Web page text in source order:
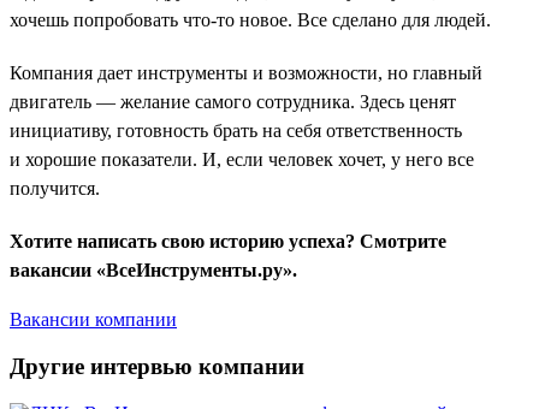
хочешь попробовать что-то новое. Все сделано для людей.
Компания дает инструменты и возможности, но главный
двигатель — желание самого сотрудника. Здесь ценят
инициативу, готовность брать на себя ответственность
и хорошие показатели. И, если человек хочет, у него все
получится.
Хотите написать свою историю успеха? Смотрите
вакансии «ВсеИнструменты.ру».
Вакансии компании
Другие интервью компании